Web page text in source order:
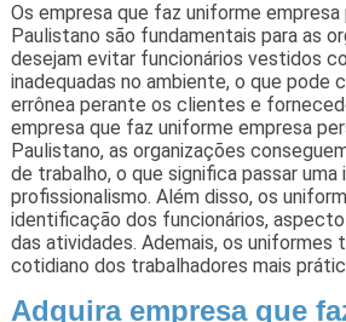
Os empresa que faz uniforme
Paulistano são fundamentais para as
desejam evitar funcionários vestidos
inadequadas no ambiente, o que pode
errônea perante os clientes e
empresa que faz uniforme empresa
Paulistano, as organizações
de trabalho, o que significa passar uma
profissionalismo. Além disso, os
identificação dos funcionários, aspecto
das atividades. Ademais, os uniformes
cotidiano dos trabalhadores mais
Adquira empresa que